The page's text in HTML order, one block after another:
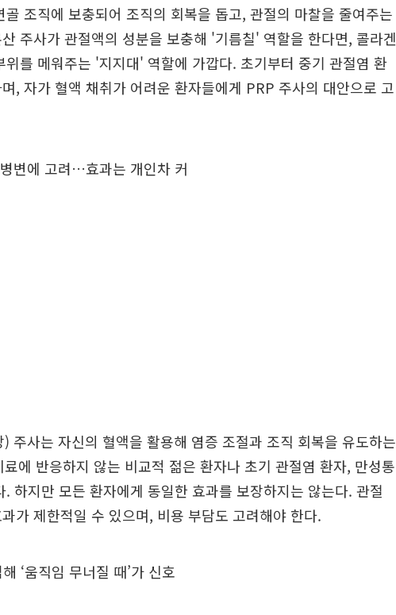
조직에 보충되어 조직의 회복을 돕고, 관절의 마찰을 줄여주는
주사가 관절액의 성분을 보충해 '기름칠' 역할을 한다면, 콜라겐
위를 메워주는 '지지대' 역할에 가깝다. 초기부터 중기 관절염 환
, 자가 혈액 채취가 어려운 환자들에게 PRP 주사의 대안으로 고
변에 고려…효과는 개인차 커
주사는 자신의 혈액을 활용해 염증 조절과 조직 회복을 유도하는
에 반응하지 않는 비교적 젊은 환자나 초기 관절염 환자, 만성통
하지만 모든 환자에게 동일한 효과를 보장하지는 않는다. 관절
가 제한적일 수 있으며, 비용 부담도 고려해야 한다.
‘움직임 무너질 때’가 신호